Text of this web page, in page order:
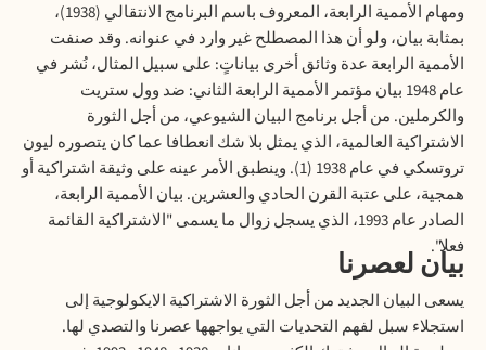
ومهام الأممية الرابعة، المعروف باسم البرنامج الانتقالي (1938)
،
بمثابة بيان، ولو أن هذا المصطلح غير وارد في عنوانه. وقد صنفت
الأممية الرابعة عدة وثائق أخرى بياناتٍ: على سبيل المثال، نُشر في
عام 1948 بيان مؤتمر الأممية الرابعة الثاني: ضد وول ستريت
والكرملين. من أجل برنامج البيان الشيوعي، من أجل الثورة
الاشتراكية العالمية، الذي يمثل بلا شك انعطافا عما كان يتصوره ليون
تروتسكي في عام 1938 (1). وينطبق الأمر عينه على وثيقة اشتراكية أو
همجية، على عتبة القرن الحادي والعشرين. بيان الأممية الرابعة،
الصادر عام 1993، الذي يسجل زوال ما يسمى "الاشتراكية القائمة
فعلا".
بيان لعصرنا
يسعى البيان الجديد من أجل الثورة الاشتراكية الايكولوجية إلى
استجلاء سبل لفهم التحديات التي يواجهها عصرنا والتصدي لها.